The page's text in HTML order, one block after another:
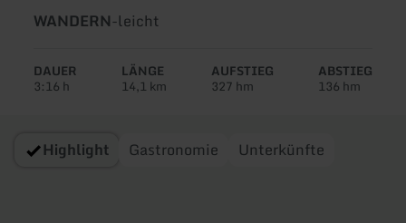
Art
Tour:
WANDERN-Schwierigkeit:
leicht
DAUER
3:16 h
LÄNGE
14,1 km
AUFSTIEG
327 hm
ABSTIEG
136 hm
Highlight Gastronomie Unterkünfte